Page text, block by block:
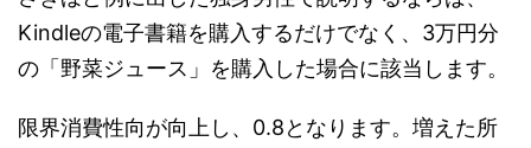
Kindleの電子書籍を購入するだけでなく、3万円分
の「野菜ジュース」を購入した場合に該当します。
限界消費性向が向上し、0.8となります。増えた所